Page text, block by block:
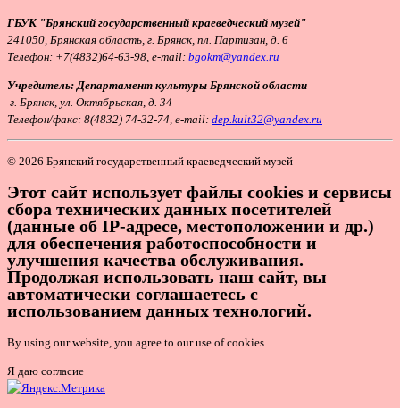
ГБУК "Брянский государственный краеведческий музей"
241050, Брянская область, г. Брянск, пл. Партизан, д. 6
Телефон: +7(4832)64-63-98, e-mail: bgokm@yandex.ru
Учредитель: Департамент культуры Брянской области
г. Брянск, ул. Октябрьская, д. 34
Телефон/факс: 8(4832) 74-32-74, e-mail: dep.kult32@yandex.ru
© 2026 Брянский государственный краеведческий музей
Этот сайт использует файлы cookies и сервисы
сбора технических данных посетителей
(данные об IP-адресе, местоположении и др.)
для обеспечения работоспособности и
улучшения качества обслуживания.
Продолжая использовать наш сайт, вы
автоматически соглашаетесь с
использованием данных технологий.
By using our website, you agree to our use of cookies.
Я даю согласие